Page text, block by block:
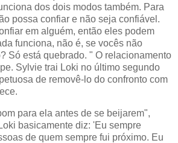
dos dois modos também. Para
possa confiar e não seja confiável.
em alguém, então eles podem
funciona, não é, se vocês não
Só está quebrado. " O relacionamento
Sylvie trai Loki no último segundo
de removê-lo do confronto com
para ela antes de se beijarem",
basicamente diz: 'Eu sempre
de quem sempre fui próximo. Eu